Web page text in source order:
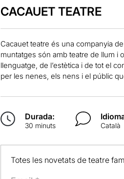
CACAUET TEATRE
Cacauet teatre és una companyia
muntatges són amb teatre de llum i
llenguatge, de l’estètica i de tot el
per les nenes, els nens i el públic
Durada:
30 minuts Català
Totes les novetats de teatre